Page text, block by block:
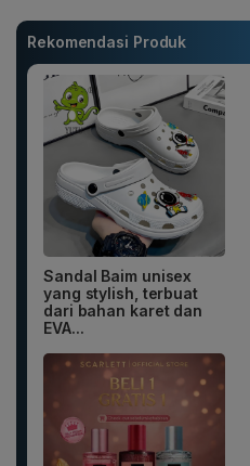
Rekomendasi Produk
Sandal Baim unisex
yang stylish, terbuat
dari bahan karet dan
EVA...